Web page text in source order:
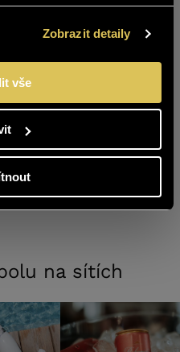
Zobrazit detaily
vše
na sítích